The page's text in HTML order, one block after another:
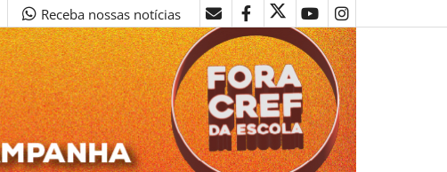
Receba nossas notícias